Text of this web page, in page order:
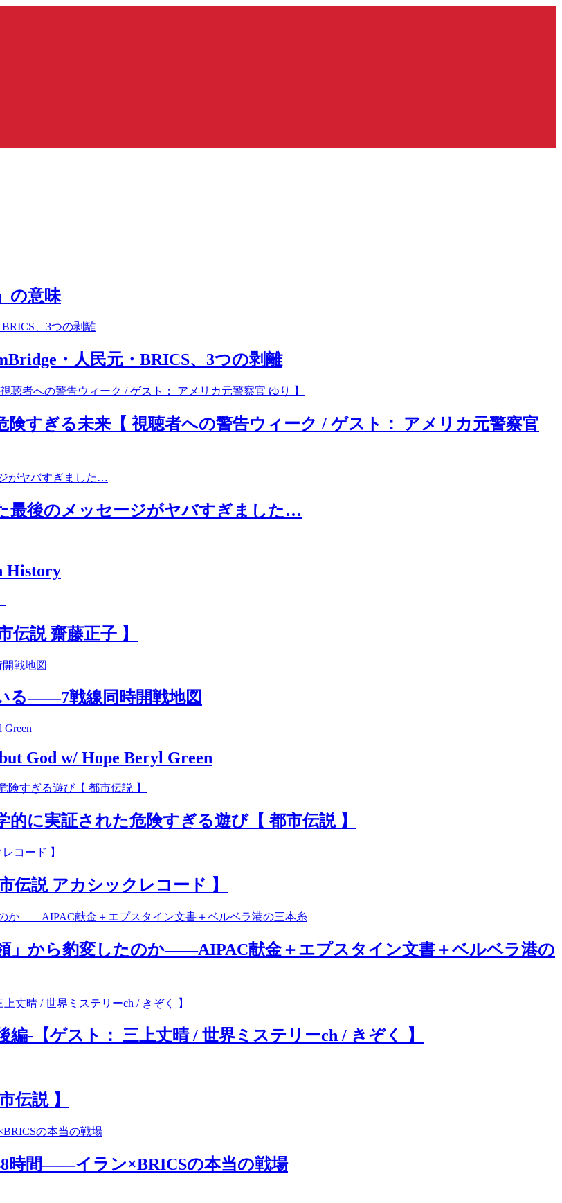
の意味
・人民元・BRICS、3つの剥離
すぎる未来【 視聴者への警告ウィーク / ゲスト： アメリカ元警察官
最後のメッセージがヤバすぎました…
History
説 齋藤正子 】
る――7戦線同時開戦地図
God w/ Hope Beryl Green
に実証された危険すぎる遊び【 都市伝説 】
伝説 アカシックレコード 】
」から豹変したのか――AIPAC献金＋エプスタイン文書＋ベルベラ港の
-【ゲスト： 三上丈晴 / 世界ミステリーch / きぞく 】
伝説 】
時間――イラン×BRICSの本当の戦場